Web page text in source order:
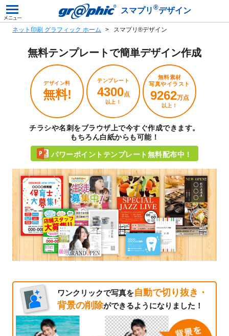
スマプリ ®デザイン
ネット印刷 グラフィック ホーム スマプリ®デザイン
無料テンプレートで簡単デザイン作成
デザイン料
無料!
テンプレート
4300点
以上！
無料素材
写真やイラスト
9262万点
以上！
チラシや名刺をブラウザ上で今すぐ作成できます。
もちろん白紙からも可能！
パワーポイントテンプレート無料配布中！
ワンクリックで写真を自動で切り抜き・
背景の削除ができるようになりました！